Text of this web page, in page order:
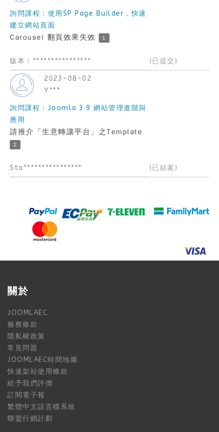
詢問課程：使用SP Page Builder，快速
建立網站頁面
Carousel 翻頁效果失效 1
版本：**************** (已提交)
2023-08-02
Y***
詢問課程：Joomla 3.9 網站管理進階與
應用
請推介「生意轉讓平台」之Template
2
Sta**************** (已結案)
關於
JOOMLAEC
服務條款
隱私權政策
常見問題
JOOMLAEC時間地圖
快速架站使用條款
給予我們評價
訂閱電子報
繁體中文語言檔系統
聯盟行銷計劃